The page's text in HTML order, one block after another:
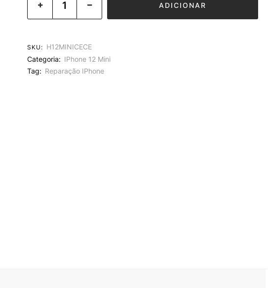
ADICIONAR
SKU: H12MINICECE
Categoria: IPhone 12 Mini
Tag: Reparação IPhone